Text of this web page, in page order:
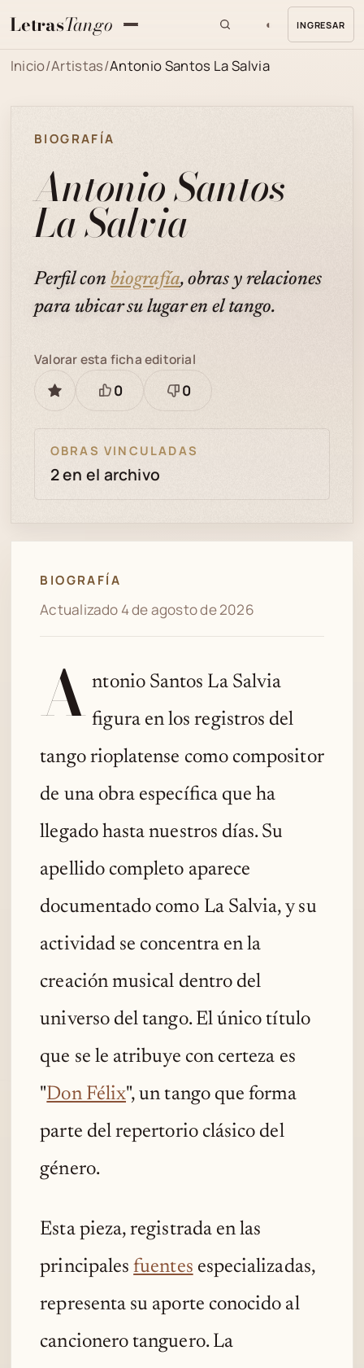
LetrasTango ◐ INGRESAR
Inicio/Artistas/Antonio Santos La Salvia
BIOGRAFÍA
Antonio Santos
La Salvia
Perfil con biografía, obras y relaciones
para ubicar su lugar en el tango.
GUARDAR
Valorar esta ficha editorial
Está
0
Necesita
0
OBRAS VINCULADAS
2 en el archivo
BIOGRAFÍA
Actualizado 4 de agosto de 2026
A ntonio Santos La Salvia
figura en los registros del
tango rioplatense como compositor
de una obra específica que ha
llegado hasta nuestros días. Su
apellido completo aparece
documentado como La Salvia, y su
actividad se concentra en la
creación musical dentro del
universo del tango. El único título
que se le atribuye con certeza es
"Don Félix", un tango que forma
parte del repertorio clásico del
género.
Esta pieza, registrada en las
principalesfuentes especializadas,
representa su aporte conocido al
cancionero tanguero. La